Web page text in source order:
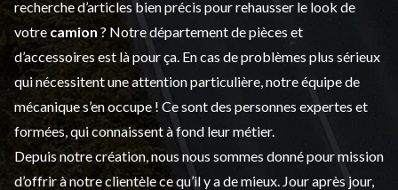
recherche d’articles bien précis pour rehausser le look de
votre camion ? Notre département depièces et
d’accessoiresest là pour ça. En cas de problèmes plus sérieux
qui nécessitent une attention particulière, notre équipe de
mécanique s’en occupe ! Ce sont des personnes expertes et
formées, qui connaissent à fond leur métier.
Depuis notre création, nous nous sommes donné pour mission
d’offrir à notre clientèle ce qu’il y a de mieux. Jour après jour,